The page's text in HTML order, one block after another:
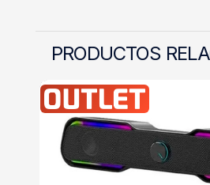
PRODUCTOS